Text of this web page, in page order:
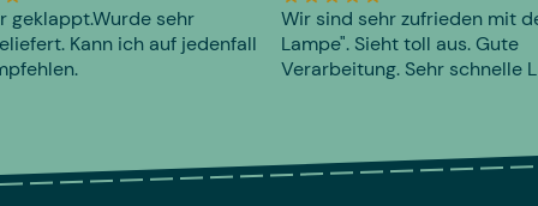
geklappt.Wurde sehr
Kann ich auf jedenfall
Wir sind sehr zufrieden mit
Lampe". Sieht toll aus. Gute
Verarbeitung. Sehr schnelle